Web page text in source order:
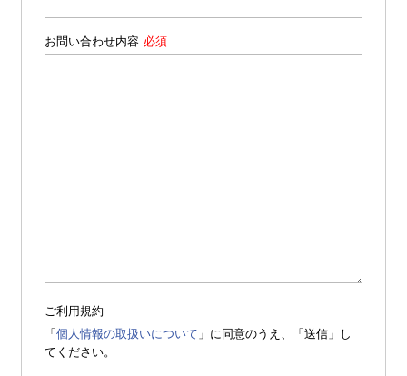
お問い合わせ内容
ご利用規約
「個人情報の取扱いについて 」に同意のうえ、「送信」し
てください。